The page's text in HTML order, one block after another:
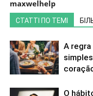
maxwelhelp
СТАТТІ ПО ТЕМІ
A regra
O